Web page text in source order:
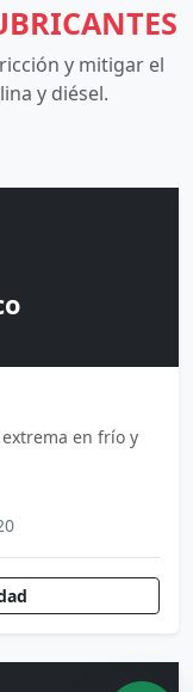
y mitigar el
y diésel.
en frío y